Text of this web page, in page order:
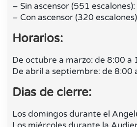
– Sin ascensor (551
– Con ascensor (320
Horarios:
De octubre a marzo: de 8:00 a
De abril a septiembre: de 8:00
Dias de cierre:
Los domingos durante el